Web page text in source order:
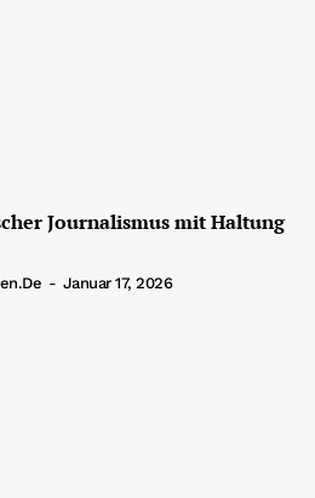
Journalismus mit Haltung
- Januar 17, 2026